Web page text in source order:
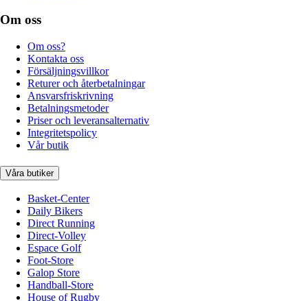
Om oss
Om oss?
Kontakta oss
Försäljningsvillkor
Returer och återbetalningar
Ansvarsfriskrivning
Betalningsmetoder
Priser och leveransalternativ
Integritetspolicy
Vår butik
Våra butiker
Basket-Center
Daily Bikers
Direct Running
Direct-Volley
Espace Golf
Foot-Store
Galop Store
Handball-Store
House of Rugby